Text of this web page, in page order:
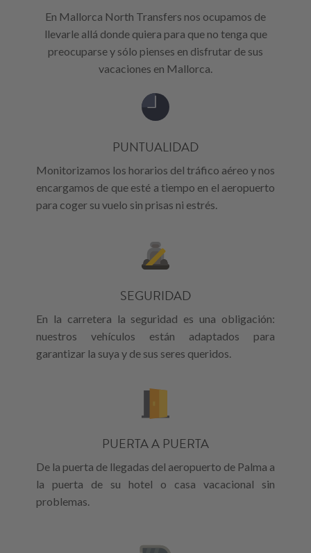
En Mallorca North Transfers nos ocupamos de
llevarle allá donde quiera para que no tenga que
preocuparse y sólo pienses en disfrutar de sus
vacaciones en Mallorca.
PUNTUALIDAD
Monitorizamos los horarios del tráfico aéreo y nos
encargamos de que esté a tiempo en el aeropuerto
para coger su vuelo sin prisas ni estrés.
SEGURIDAD
En la carretera la seguridad es una obligación:
nuestros vehículos están adaptados para
garantizar la suya y de sus seres queridos.
PUERTA A PUERTA
De la puerta de llegadas del aeropuerto de Palma a
la puerta de su hotel o casa vacacional sin
problemas.